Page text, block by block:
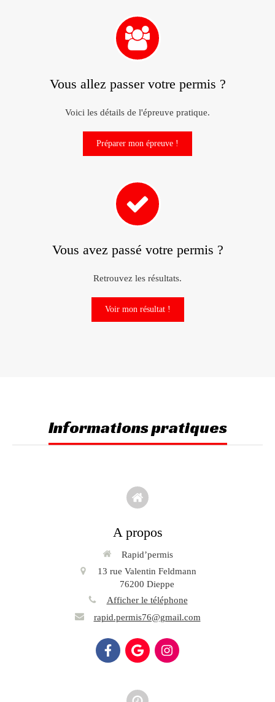
Vous allez passer votre permis ?
Voici les détails de l'épreuve pratique.
Préparer mon épreuve !
Vous avez passé votre permis ?
Retrouvez les résultats.
Voir mon résultat !
Informations pratiques
A propos
Rapid’permis
13 rue Valentin Feldmann
76200 Dieppe
Afficher le téléphone
rapid.permis76@gmail.com